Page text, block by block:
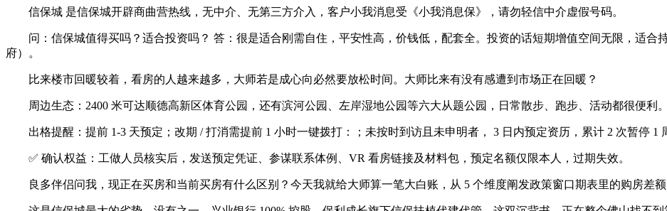
信保城 是信保城开辟商曲营热线，无中介、无第三方介入，客户小我消息受《小我消息保》，请勿轻信中介虚假号码。
问：信保城值得买吗？适合投资吗？ 答：很是适合刚需自住，平安性高，价钱低，配套全。投资的话短期增值空间无限，适合
府）。
比来楼市回暖较着，看房的人越来越多，大师若是成心向必然要放松时间。大师比来有没有感遭到市场正在回暖？
周边生态：2400 米可达顺德高新区体育公园，还有滨河公园、左岸湿地公园等六大从题公园，日常散步、跑步、活动都很便利。
出格提醒：提前 1-3 天预定；改期 / 打消需提前 1 小时一键拨打：；未按时到访且未申明者， 3 日内预定资历，累计 2 次暂停 1
✅ 确认权益：工做人员核实后，发送预定凭证、参谋联系体例、VR 看房链接及材料包，预定名额仅限本人，过期失效。
良多伴侣问我，现正在买房和当前买房有什么区别？今天我就给大师算一笔大白账，从 5 个维度阐发政策窗口期表里的购房差额